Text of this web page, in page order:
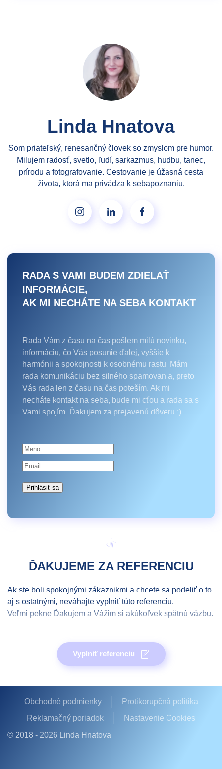
Linda Hnatova
Som priateľský, renesančný človek so zmyslom pre humor.
Milujem radosť, svetlo, ľudí, sarkazmus, hudbu, tanec,
prírodu a fotografovanie. Cestovanie je úžasná cesta
života, ktorá ma privádza k sebapoznaniu.
RADA S VAMI BUDEM ZDIELAŤ
INFORMÁCIE,
AK MI NECHÁTE NA SEBA KONTAKT
Rada Vám z času na čas pošlem milú novinku,
informáciu, čo Vás posunie ďalej, vyššie k
harmónii a spokojnosti k osobnému rastu. Mám
rada komunikáciu bez silného spamovania, preto
Vás rada len z času na čas poteším. Ak mi
necháte kontakt na seba, bude mi cťou a rada sa s
Vami spojím. Ďakujem za prejavenú dôveru :)
Prihlásiť sa
ĎAKUJEME ZA REFERENCIU
Ak ste boli spokojnými zákaznikmi a chcete sa podeliť o to
aj s ostatnými, neváhajte vyplniť túto referenciu.
Veľmi pekne Ďakujem a Vážim si akúkoľvek spätnú väzbu.
Vyplniť referenciu
Obchodné podmienky
Protikorupčná politika
Reklamačný poriadok
Nastavenie Cookies
© 2018 - 2026 Linda Hnatova